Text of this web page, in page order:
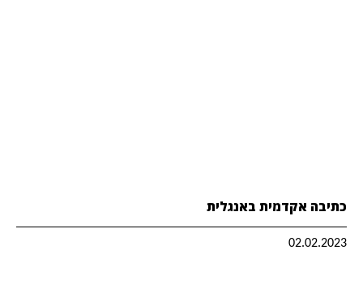
כתיבה אקדמית באנגלית
02.02.2023